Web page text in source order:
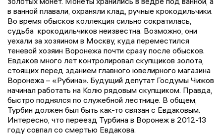
в ванной плавали, охраняли клад, ручные крокодильчики.
Во время обысков коллекция сильно сократилась,
судьба крокодильчиков неизвестна. Возможно, они
уехали за хозяином в Москву, куда переместился
теневой хозяин Воронежа почти сразу после обысков.
Евдаков много лет контролировал скупщиков золота,
стоящих перед зданием главного ювелирного магазина
Воронежа – «Рубина». Будущий депутат Госдумы Чижов
начинал работать на Колю рядовым скупщиком. Правда,
быстро поднялся по служебной лестнице. В общем,
Турбин должен был быть как-то связан с Евдаковым.
Интересно, что переезд Турбина в Воронеж в 2012-13
году совпал со смертью Евдакова.